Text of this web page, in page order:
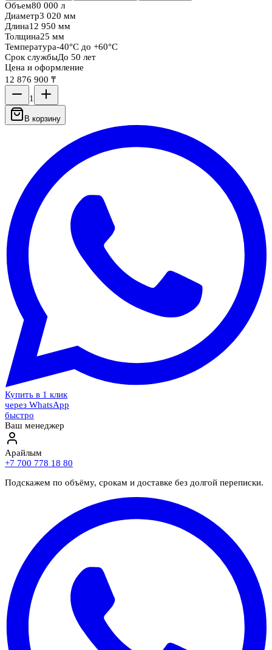
Объем80 000 л
Диаметр3 020 мм
Длина12 950 мм
Толщина25 мм
Температура-40°C до +60°C
Срок службыДо 50 лет
Цена и оформление
12 876 900 ₸
1
В корзину
Купить в 1 клик
через WhatsApp
быстро
Ваш менеджер
Арайлым
+7 700 778 18 80
Подскажем по объёму, срокам и доставке без долгой переписки.